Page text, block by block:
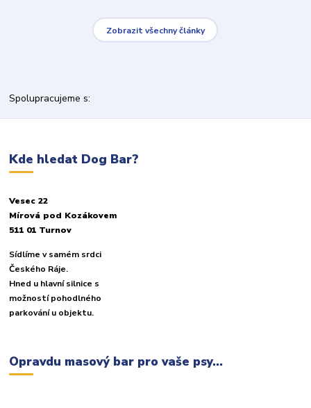
Zobrazit všechny články
Spolupracujeme s:
Kde hledat Dog Bar?
Vesec 22
Mírová pod Kozákovem
511 01 Turnov
Sídlíme v samém srdci
Českého Ráje.
Hned u hlavní silnice s
možností pohodlného
parkování u objektu.
Opravdu masový bar pro vaše psy...